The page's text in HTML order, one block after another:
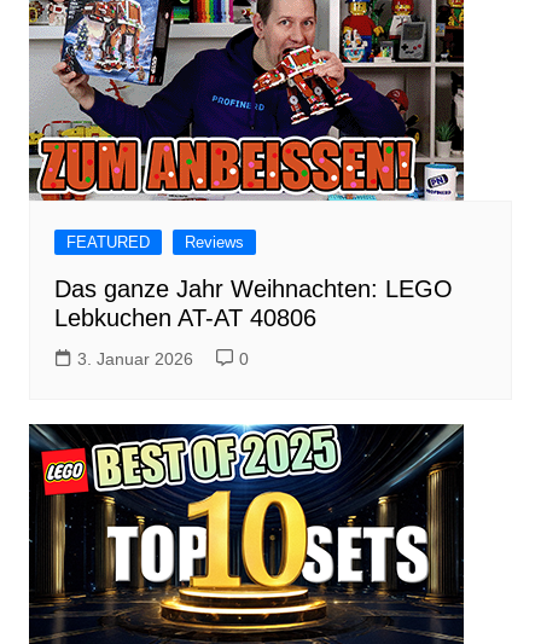
FEATURED Reviews
Das ganze Jahr Weihnachten: LEGO
Lebkuchen AT-AT 40806
3. Januar 2026 0